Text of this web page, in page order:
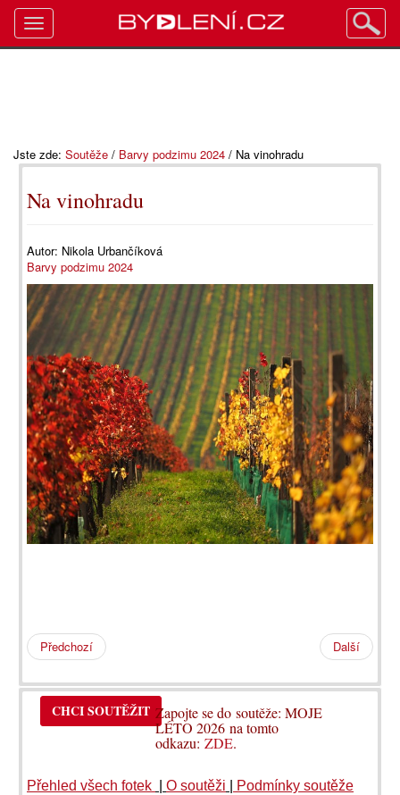
Jste zde: Soutěže / Barvy podzimu 2024 / Na vinohradu
Na vinohradu
Autor: Nikola Urbančíková
Barvy podzimu 2024
Předchozí Další
CHCI SOUTĚŽIT Zapojte se do soutěže: MOJE
LÉTO 2026 na tomto
odkazu:ZDE.
Přehled všech fotek O soutěži Podmínky soutěže
Toggle
navigation